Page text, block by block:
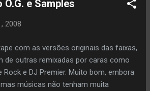
e Samples
2008
com as versões originais das faixas,
de outras remixadas por caras como
Rock e DJ Premier. Muito bom, embora
músicas não tenham muita